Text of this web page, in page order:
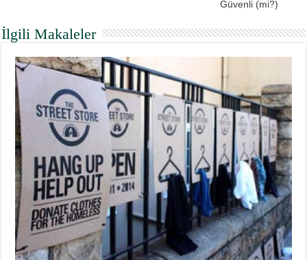
Güvenli (mi?)
İlgili Makaleler